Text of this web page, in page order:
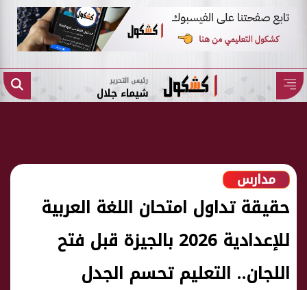
رئيس التحرير
شيماء جلال
مدارس
حقيقة تداول امتحان اللغة العربية
للإعدادية 2026 بالجيزة قبل فتح
اللجان.. التعليم تحسم الجدل